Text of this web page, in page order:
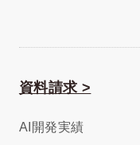
資料請求 >
AI開発実績